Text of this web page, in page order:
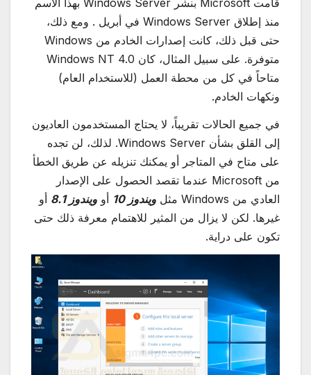
منذ إطلاق Windows Server في أبريل . ومع ذلك،
حتى قبل ذلك، كانت إصدارات الخادم من Windows
متوفرة. على سبيل المثال، كان Windows NT 4.0
متاحاً في كل من محطة العمل (للاستخدام العام)
ونكهات الخادم.
في جميع الحالات تقريباً، لا يحتاج المستخدمون العاديون
إلى القلق بشأن Windows Server. لذلك، لن تجده
على متاح في المتاجر أو يمكنك تنزيله عن طريق الخطأ
من Microsoft عندما تقصد الحصول على الإصدار
العادي من Windows مثل
ويندوز 10 أو ويندوز 8.1
أو
غيرها. لكن لا يزال من المثير للاهتمام معرفة ذلك حتى
تكون على دراية.